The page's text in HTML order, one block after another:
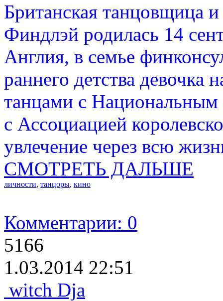
Британская танцовщица
Финдлэй родилась 14
Англия, в семье
раннего детства девочка
танцами с
с Ассоциацией
увлечение через всю
СМОТРЕТЬ ДАЛЬШЕ
личности, танцоры, кино
Комментарии: 0
5166
1.03.2014 22:51
witch Dja